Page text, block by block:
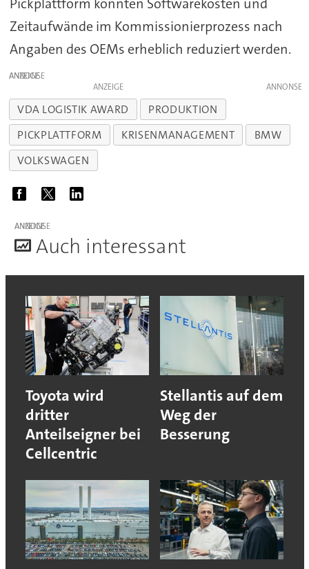
Pickplattform konnten Softwarekosten und
Zeitaufwände im Kommissionierprozess nach
Angaben des OEMs erheblich reduziert werden.
ANZEIGE
ANZEIGE
VDA LOGISTIK AWARD
PRODUKTION
PICKPLATTFORM
KRISENMANAGEMENT
BMW
VOLKSWAGEN
ANZEIGE
Auch interessant
Toyota wird
dritter
Anteilseigner bei
Cellcentric
Stellantis auf dem
Weg der
Besserung